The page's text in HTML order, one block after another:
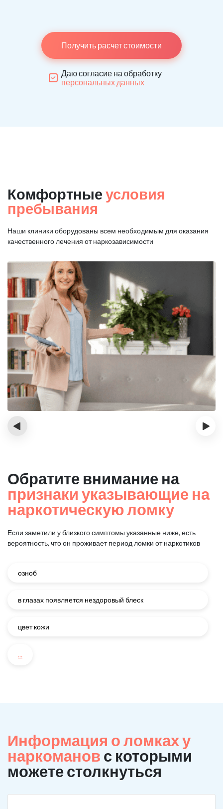
Получить расчет стоимости
Даю согласие на обработку
персональных данных
Комфортные условия
пребывания
Наши клиники оборудованы всем необходимым для оказания
качественного лечения от наркозависимости
‹ ›
Обратите внимание на
признаки указывающие на
наркотическую ломку
Если заметили у близкого симптомы указанные ниже, есть
вероятность, что он проживает период ломки от наркотиков
озноб
в глазах появляется нездоровый блеск
цвет кожи
...
Информация о ломках у
наркоманов с которыми
можете столкнуться